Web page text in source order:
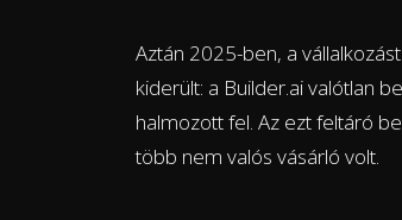
Aztán 2025-ben, a
kiderült: a Builder.ai valótlan
halmozott fel. Az ezt feltáró
több nem valós vásárló volt.